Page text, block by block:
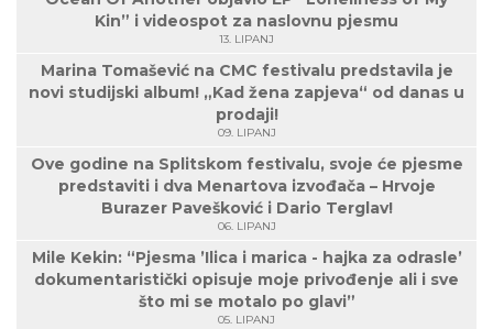
Kin” i videospot za naslovnu pjesmu
13. LIPANJ
Marina Tomašević na CMC festivalu predstavila je
novi studijski album! „Kad žena zapjeva“ od danas u
prodaji!
09. LIPANJ
Ove godine na Splitskom festivalu, svoje će pjesme
predstaviti i dva Menartova izvođača – Hrvoje
Burazer Pavešković i Dario Terglav!
06. LIPANJ
Mile Kekin: “Pjesma ’Ilica i marica - hajka za odrasle’
dokumentaristički opisuje moje privođenje ali i sve
što mi se motalo po glavi”
05. LIPANJ